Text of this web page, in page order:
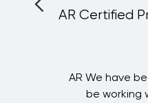
AR Certified
AR We have
be working